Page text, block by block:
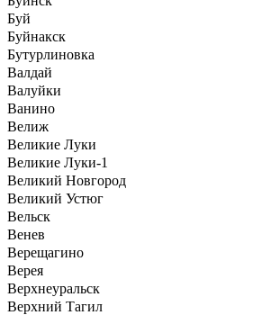
Буй
Буйнакск
Бутурлиновка
Валдай
Валуйки
Ванино
Велиж
Великие Луки
Великие Луки-1
Великий Новгород
Великий Устюг
Вельск
Венев
Верещагино
Верея
Верхнеуральск
Верхний Тагил